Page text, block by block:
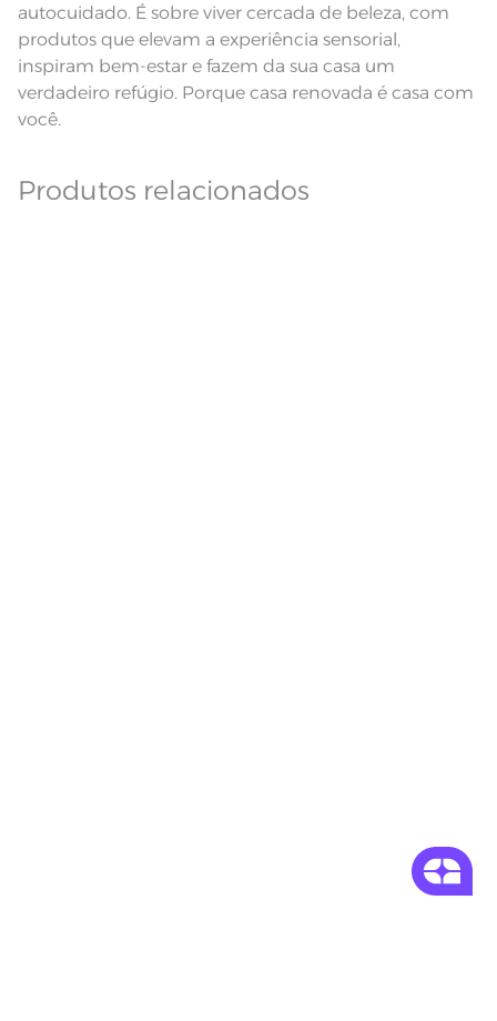
autocuidado. É sobre viver cercada de beleza, com
produtos que elevam a experiência sensorial,
inspiram bem-estar e fazem da sua casa um
verdadeiro refúgio. Porque casa renovada é casa com
você.
Produtos relacionados